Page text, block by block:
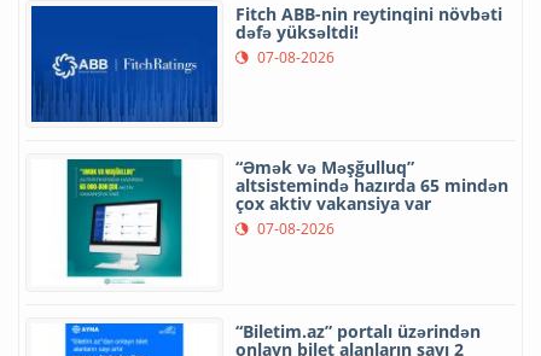
Fitch ABB-nin reytinqini növbəti
dəfə yüksəltdi!
07-08-2026
“Əmək və Məşğulluq”
altsistemində hazırda 65 mindən
çox aktiv vakansiya var
07-08-2026
“Biletim.az” portalı üzərindən
onlayn bilet alanların sayı 2